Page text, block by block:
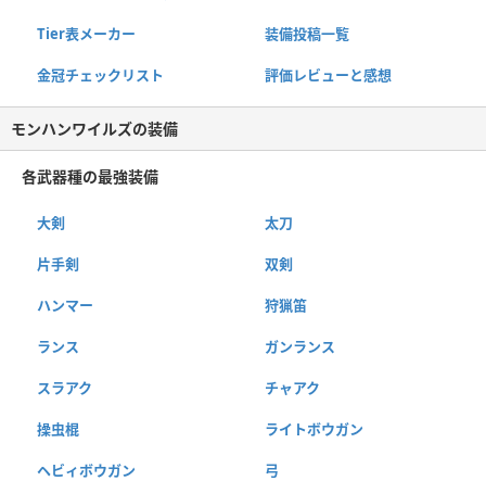
Tier表メーカー 装備投稿一覧
金冠チェックリスト 評価レビューと感想
モンハンワイルズの装備
各武器種の最強装備
大剣 太刀
片手剣 双剣
ハンマー 狩猟笛
ランス ガンランス
スラアク チャアク
操虫棍 ライトボウガン
ヘビィボウガン 弓